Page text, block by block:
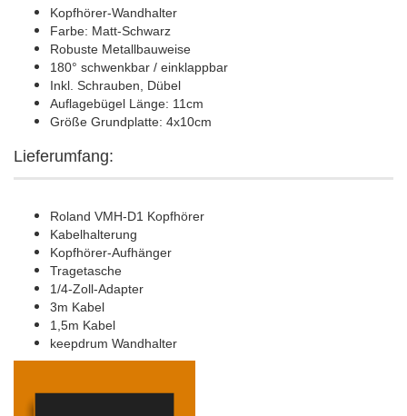
Kopfhörer-Wandhalter
Farbe: Matt-Schwarz
Robuste Metallbauweise
180° schwenkbar / einklappbar
Inkl. Schrauben, Dübel
Auflagebügel Länge: 11cm
Größe Grundplatte: 4x10cm
Lieferumfang:
Roland VMH-D1 Kopfhörer
Kabelhalterung
Kopfhörer-Aufhänger
Tragetasche
1/4-Zoll-Adapter
3m Kabel
1,5m Kabel
keepdrum Wandhalter